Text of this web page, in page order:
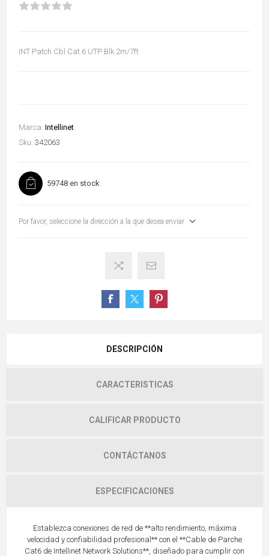
INT Patch Cbl Cat.6 UTP Blk 2m/7ft
Marca: Intellinet
Sku: 342063
59748 en stock
Por favor, seleccione la dirección a la que desea enviar
DESCRIPCIÓN
CARACTERISTICAS
CALIFICAR PRODUCTO
CONTÁCTANOS
ESPECIFICACIONES
Establezca conexiones de red de **alto rendimiento, máxima
velocidad y confiabilidad profesional** con el **Cable de Parche
Cat6 de Intellinet Network Solutions**, diseñado para cumplir con